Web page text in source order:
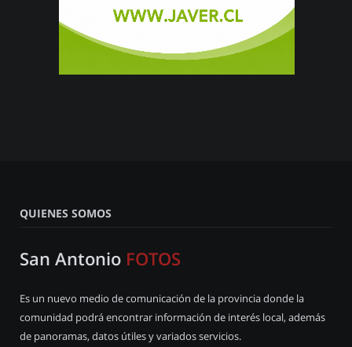
QUIENES SOMOS
San Antonio FOTOS
Es un nuevo medio de comunicación de la provincia donde la
comunidad podrá encontrar información de interés local, además
de panoramas, datos útiles y variados servicios.